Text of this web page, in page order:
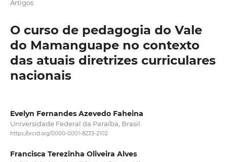
Artigos
O curso de pedagogia do Vale
do Mamanguape no contexto
das atuais diretrizes curriculares
nacionais
Evelyn Fernandes Azevedo Faheina
Universidade Federal da Paraíba, Brasil.
https://orcid.org/0000-0001-8233-2102
Francisca Terezinha Oliveira Alves